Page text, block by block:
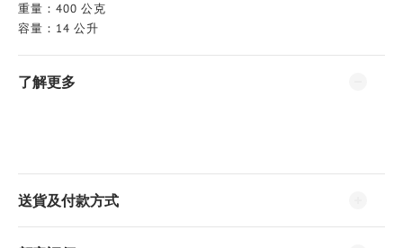
重量：400 公克
容量：14 公升
了解更多
送貨及付款方式